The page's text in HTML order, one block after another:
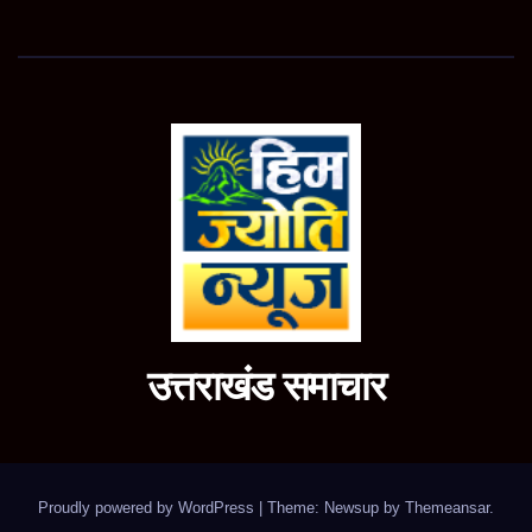
उत्तराखंड समाचार
Proudly powered by WordPress Theme: Newsup by Themeansar.